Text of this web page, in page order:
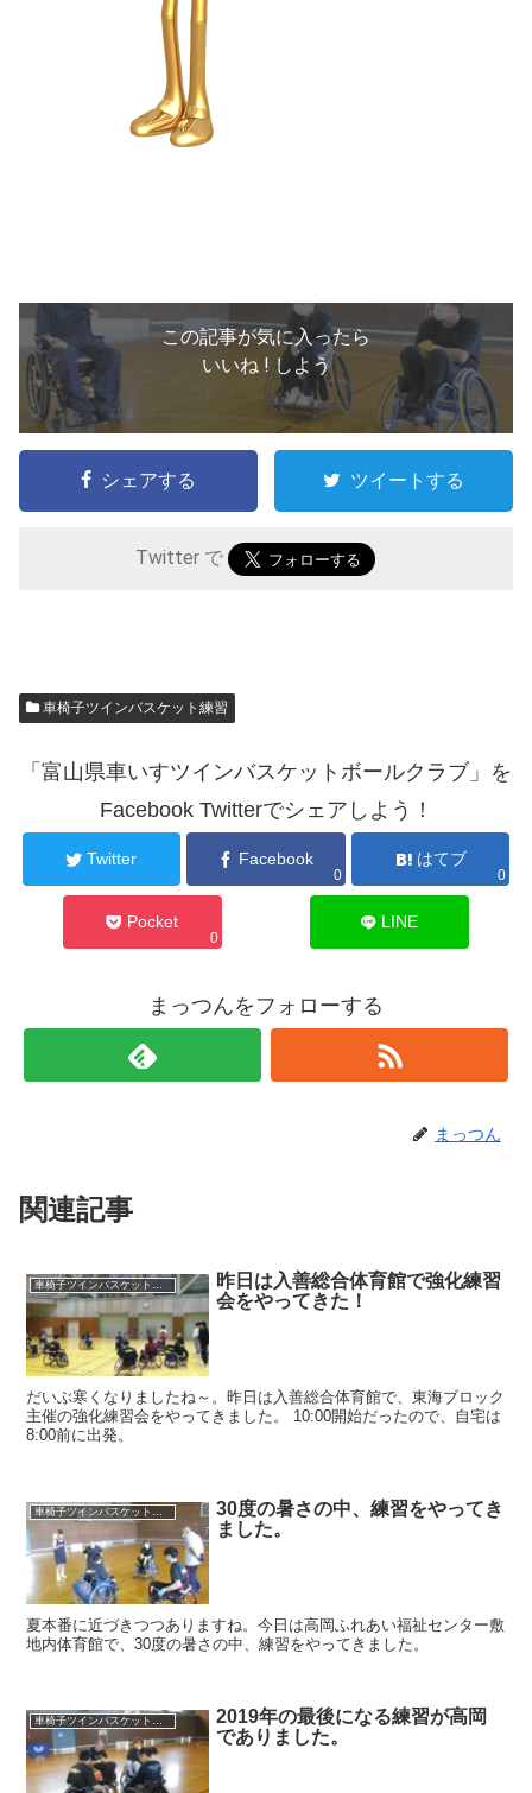
この記事が気に入ったら
いいね ! しよう
シェアする ツイートする
Twitter で
車椅子ツインバスケット練習
「富山県車いすツインバスケットボールクラブ」を
Facebook Twitterでシェアしよう！
Twitter Facebook
0
はてブ
0
Pocket
0
LINE
まっつんをフォローする
まっつん
関連記事
昨日は入善総合体育館で強化練習
会をやってきた！
だいぶ寒くなりましたね～。昨日は入善総合体育館で、東海ブロック
主催の強化練習会をやってきました。 10:00開始だったので、自宅は
8:00前に出発。
車椅子ツインバスケット練習
30度の暑さの中、練習をやってき
ました。
夏本番に近づきつつありますね。今日は高岡ふれあい福祉センター敷
地内体育館で、30度の暑さの中、練習をやってきました。
車椅子ツインバスケット練習
2019年の最後になる練習が高岡
でありました。